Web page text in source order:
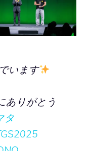
います
ありがとう
タ